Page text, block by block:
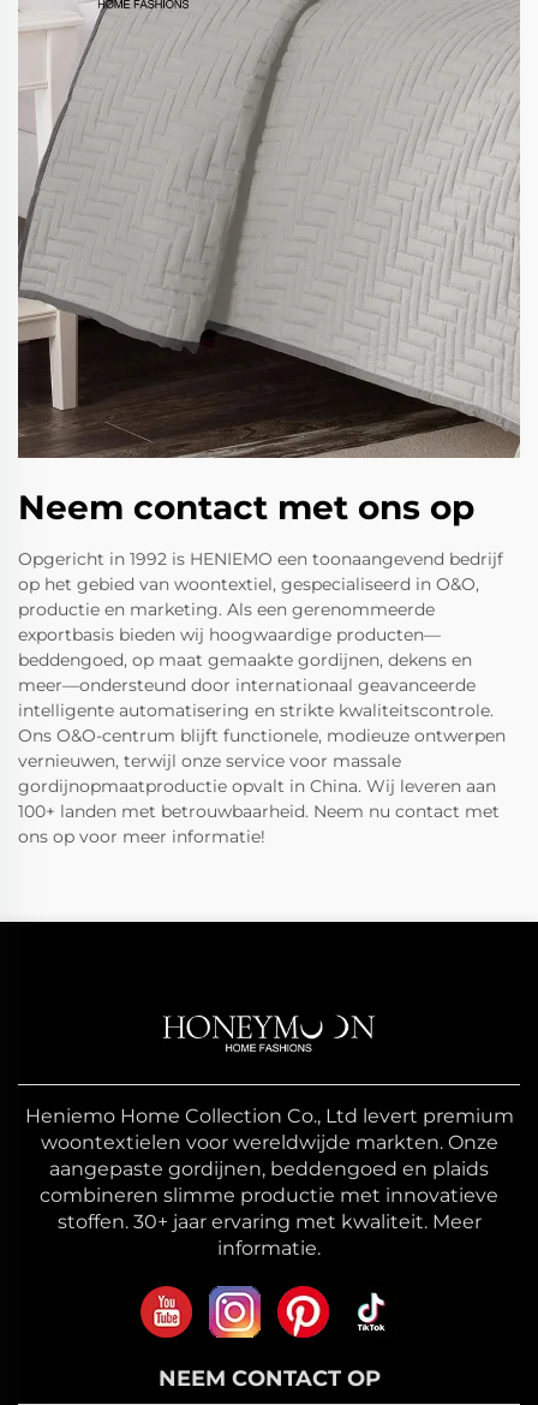
Neem contact met ons op
Opgericht in 1992 is HENIEMO een toonaangevend bedrijf
op het gebied van woontextiel, gespecialiseerd in O&O,
productie en marketing. Als een gerenommeerde
exportbasis bieden wij hoogwaardige producten—
beddengoed, op maat gemaakte gordijnen, dekens en
meer—ondersteund door internationaal geavanceerde
intelligente automatisering en strikte kwaliteitscontrole.
Ons O&O-centrum blijft functionele, modieuze ontwerpen
vernieuwen, terwijl onze service voor massale
gordijnopmaatproductie opvalt in China. Wij leveren aan
100+ landen met betrouwbaarheid. Neem nu contact met
ons op voor meer informatie!
Heniemo Home Collection Co., Ltd levert premium
woontextielen voor wereldwijde markten. Onze
aangepaste gordijnen, beddengoed en plaids
combineren slimme productie met innovatieve
stoffen. 30+ jaar ervaring met kwaliteit. Meer
informatie.
NEEM CONTACT OP